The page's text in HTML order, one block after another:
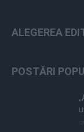
ALEGEREA
POSTĂRI